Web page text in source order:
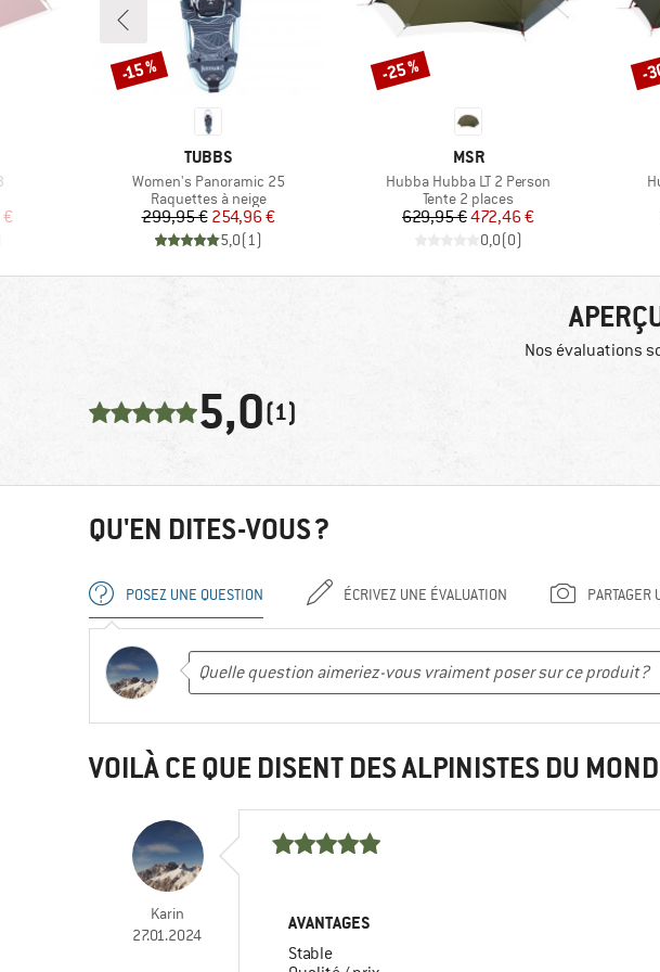
MARQUE
TUBBS
Article
Women's Panoramic 25
Product group
Raquettes à neige
Prix
299,95 €Prix réduit
254,96 €
5,0(1)
Remise
-15 %
MARQUE
MSR
Article
Hubba Hubba LT 2 Person
Product group
Tente 2 places
Prix
629,95 €Prix réduit
472,46 €
0,0(0)
Remise
-25 % -
Nos évaluations
5,0(1)
QU'EN DITES-VOUS ?
POSEZ UNE QUESTION ÉCRIVEZ UNE ÉVALUATION PARTAGER
VOILÀ CE QUE DISENT DES ALPINISTES DU
Karin
27.01.2024
AVANTAGES
Stable